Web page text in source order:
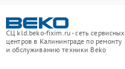
СЦ kld.beko-fixim.ru - сеть сервисных
центров в Калининграде по ремонту
и обслуживанию техники Beko